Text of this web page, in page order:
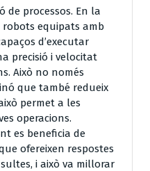
de processos. En la
robots equipats amb
d’executar
precisió i velocitat
Això no només
que també redueix
permet a les
operacions.
es beneficia de
ofereixen respostes
i això va millorar